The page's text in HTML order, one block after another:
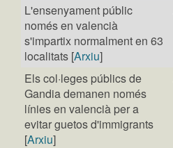
L'ensenyament públic
només en valencià
s'impartix normalment en 63
localitats [Arxiu]
Els col·leges públics de
Gandia demanen només
línies en valencià per a
evitar guetos d'immigrants
[Arxiu]